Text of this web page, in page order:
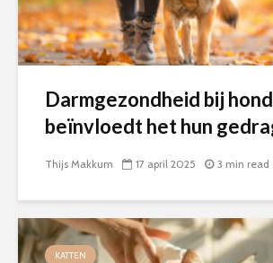
Darmgezondheid bij
beïnvloedt het hun
Thijs Makkum 17 april 2025 3 min read
KATTEN